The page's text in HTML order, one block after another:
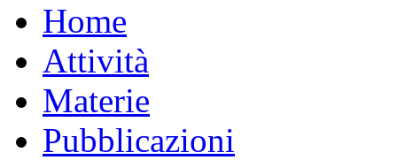
Home
Attività
Materie
Pubblicazioni